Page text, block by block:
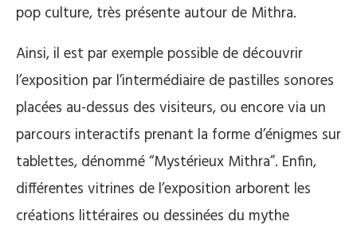
pop culture, très présente autour de Mithra.
Ainsi, il est par exemple possible de découvrir
l’exposition par l’intermédiaire de pastilles sonores
placées au-dessus des visiteurs, ou encore via un
parcours interactifs prenant la forme d’énigmes sur
tablettes, dénommé “Mystérieux Mithra”. Enfin,
différentes vitrines de l’exposition arborent les
créations littéraires ou dessinées du mythe